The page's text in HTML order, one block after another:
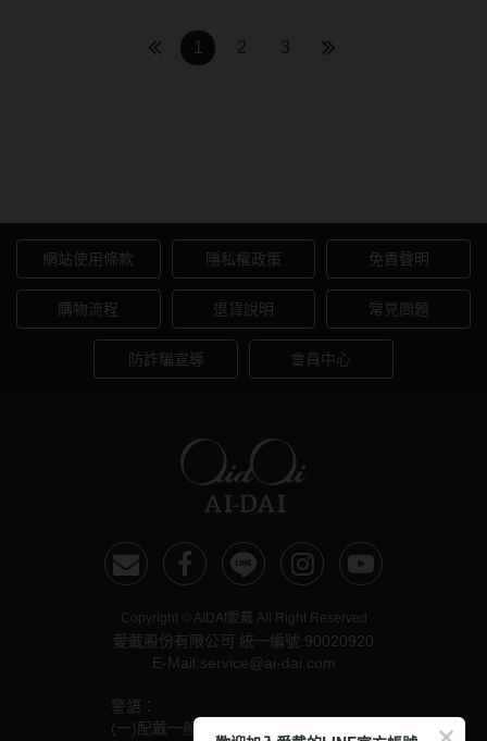
1 2 3
網站使用條款 隱私權政策 免責聲明
購物流程 退貨說明 常見問題
防詐騙宣導 會員中心
Copyright © AIDAI愛戴 All Right Reserved
愛戴股份有限公司 統一編號:90020920
E-Mail:service@ai-dai.com
警語：
(一)配戴一般隱形眼鏡須經眼科醫師驗光配鏡取得處